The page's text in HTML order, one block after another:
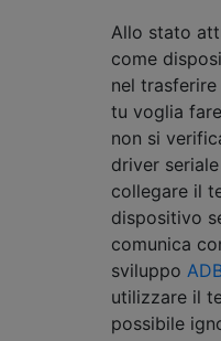
Allo stato
come
nel
tu voglia
non si
driver
collegare il
dispositivo
comunica
sviluppo
utilizzare il
possibile